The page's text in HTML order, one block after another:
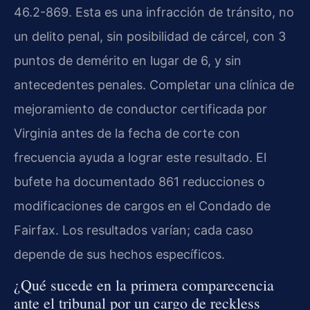
46.2-869. Esta es una infracción de tránsito, no
un delito penal, sin posibilidad de cárcel, con 3
puntos de demérito en lugar de 6, y sin
antecedentes penales. Completar una clínica de
mejoramiento de conductor certificada por
Virginia antes de la fecha de corte con
frecuencia ayuda a lograr este resultado. El
bufete ha documentado 861 reducciones o
modificaciones de cargos en el Condado de
Fairfax. Los resultados varían; cada caso
depende de sus hechos específicos.
¿Qué sucede en la primera comparecencia
ante el tribunal por un cargo de reckless